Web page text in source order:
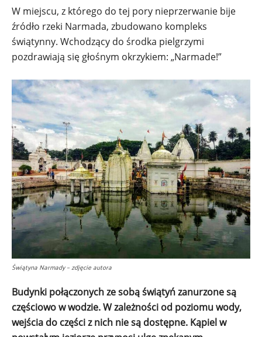
W miejscu, z którego do tej pory nieprzerwanie bije
źródło rzeki Narmada, zbudowano kompleks
świątynny. Wchodzący do środka pielgrzymi
pozdrawiają się głośnym okrzykiem: „Narmade!”
Świątyna Narmady – zdjęcie autora
Budynki połączonych ze sobą świątyń zanurzone są
częściowo w wodzie. W zależności od poziomu wody,
wejścia do części z nich nie są dostępne. Kąpiel w